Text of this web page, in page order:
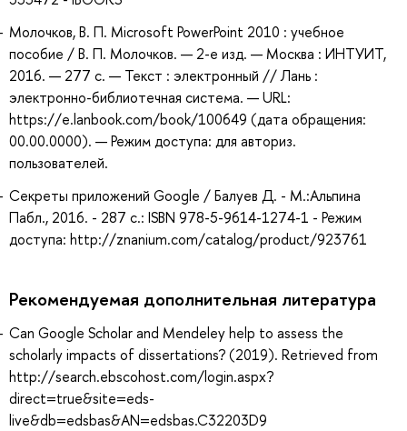
Молочков, В. П. Microsoft PowerPoint 2010 : учебное
пособие / В. П. Молочков. — 2-е изд. — Москва : ИНТУИТ,
2016. — 277 с. — Текст : электронный // Лань :
электронно-библиотечная система. — URL:
https://e.lanbook.com/book/100649 (дата обращения:
00.00.0000). — Режим доступа: для авториз.
пользователей.
Секреты приложений Google / Балуев Д. - М.:Альпина
Пабл., 2016. - 287 с.: ISBN 978-5-9614-1274-1 - Режим
доступа: http://znanium.com/catalog/product/923761
Рекомендуемая дополнительная литература
Can Google Scholar and Mendeley help to assess the
scholarly impacts of dissertations? (2019). Retrieved from
http://search.ebscohost.com/login.aspx?
direct=true&site=eds-
live&db=edsbas&AN=edsbas.C32203D9